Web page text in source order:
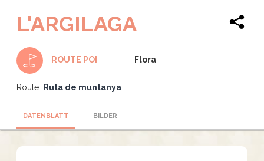
L'ARGILAGA
ROUTE POI Flora
Route: Ruta de muntanya
DATENBLATT BILDER